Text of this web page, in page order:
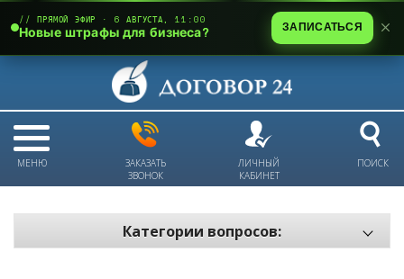
МЕНЮ
ЗАКАЗАТЬ
ЗВОНОК
ЛИЧНЫЙ
КАБИНЕТ
ПОИСК
Категории вопросов:
// ПРЯМОЙ ЭФИР · 6 АВГУСТА, 11:00
Новые штрафы для бизнеса? ЗАПИСАТЬСЯ